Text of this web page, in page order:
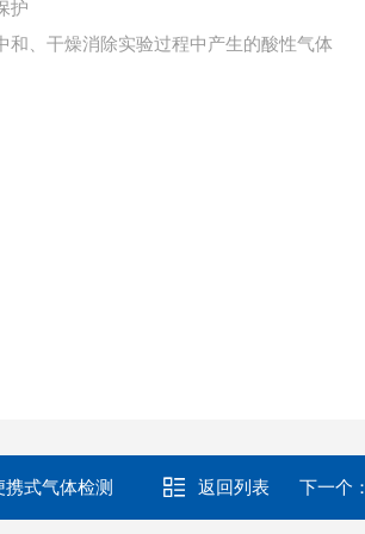
护
和、干燥消除实验过程中产生的酸性气体
式气体检测 返回列表 下一个：